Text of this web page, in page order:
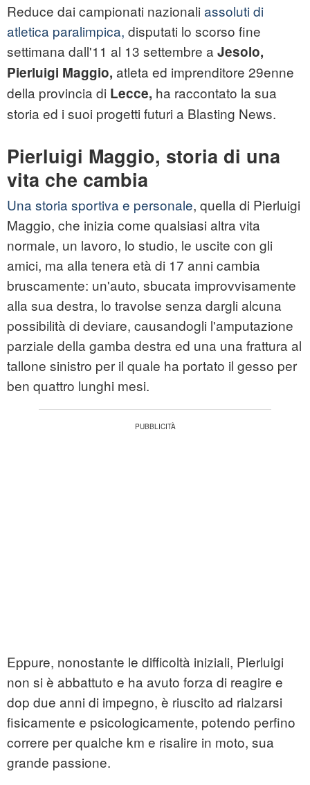
Reduce dai campionati nazionali assoluti di
atletica paralimpica, disputati lo scorso fine
settimana dall'11 al 13 settembre a Jesolo,
Pierluigi Maggio, atleta ed imprenditore 29enne
della provincia di Lecce, ha raccontato la sua
storia ed i suoi progetti futuri a Blasting News.
Pierluigi Maggio, storia di una
vita che cambia
Una storia sportiva e personale, quella di Pierluigi
Maggio, che inizia come qualsiasi altra vita
normale, un lavoro, lo studio, le uscite con gli
amici, ma alla tenera età di 17 anni cambia
bruscamente: un'auto, sbucata improvvisamente
alla sua destra, lo travolse senza dargli alcuna
possibilità di deviare, causandogli l'amputazione
parziale della gamba destra ed una una frattura al
tallone sinistro per il quale ha portato il gesso per
ben quattro lunghi mesi.
Eppure, nonostante le difficoltà iniziali, Pierluigi
non si è abbattuto e ha avuto forza di reagire e
dop due anni di impegno, è riuscito ad rialzarsi
fisicamente e psicologicamente, potendo perfino
correre per qualche km e risalire in moto, sua
grande passione.